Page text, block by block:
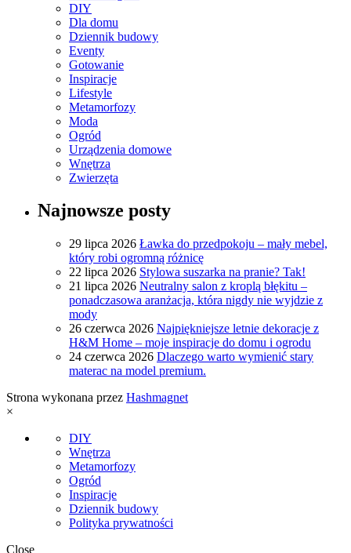
DIY
Dla domu
Dziennik budowy
Eventy
Gotowanie
Inspiracje
Lifestyle
Metamorfozy
Moda
Ogród
Urządzenia domowe
Wnętrza
Zwierzęta
Najnowsze posty
29 lipca 2026 Ławka do przedpokoju – mały mebel,
który robi ogromną różnicę
22 lipca 2026 Stylowa suszarka na pranie? Tak!
21 lipca 2026 Neutralny salon z kroplą błękitu –
ponadczasowa aranżacja, która nigdy nie wyjdzie z
mody
26 czerwca 2026 Najpiękniejsze letnie dekoracje z
H&M Home – moje inspiracje do domu i ogrodu
24 czerwca 2026 Dlaczego warto wymienić stary
materac na model premium.
Strona wykonana przez Hashmagnet
×
DIY
Wnętrza
Metamorfozy
Ogród
Inspiracje
Dziennik budowy
Polityka prywatności
Close